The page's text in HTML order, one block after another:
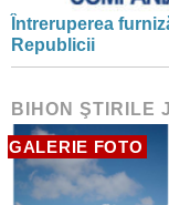
Întreruperea
Republicii
BIHON ŞTIRILE
GALERIE FOTO